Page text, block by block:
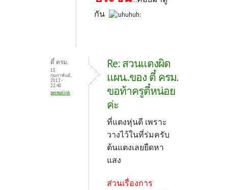
กัน
ตี๋ ครม.
13
กุมภาพันธ์,
2012 -
22:40
permalink
Re: สวนแตงผิด
แผน..ของ ตี๋ ครม.
ขอท้าครูตี๋หน่อย
ค่ะ
ที่แตงหุ่นดี เพราะ
วางไว้ในที่ร่มครับ
ต้นแตงเลยยืดหา
แสง
ส่วนเรื่องการ